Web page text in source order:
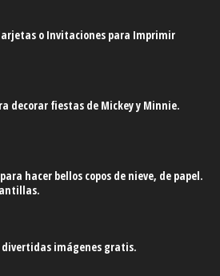
o Invitaciones para Imprimir
decorar fiestas de Mickey y Minnie.
hacer bellos copos de nieve, de papel.
imágenes gratis.